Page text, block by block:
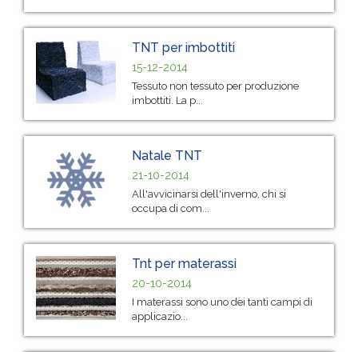
TNT per imbottiti
15-12-2014
Tessuto non tessuto per produzione
imbottiti. La p...
Natale TNT
21-10-2014
All'avvicinarsi dell'inverno, chi si
occupa di com...
Tnt per materassi
20-10-2014
I materassi sono uno dei tanti campi di
applicazio...